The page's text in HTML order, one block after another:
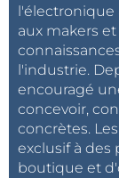
aux makers
l'industrie.
encouragé
concevoir,
concrètes.
exclusif à des
boutique et